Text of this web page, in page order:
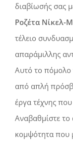
διαβίωσής σας
Ροζέτα Νίκελ-
τέλειο
απαράμιλλης
Αυτό το πόμολο
από απλή
έργα τέχνης
Αναβαθμίστε το
κομψότητα που